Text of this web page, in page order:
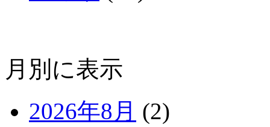
月別に表示
2026年8月 (2)